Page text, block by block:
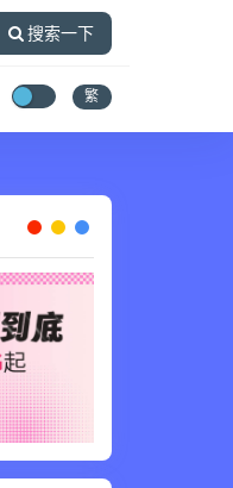
搜索一下
繁